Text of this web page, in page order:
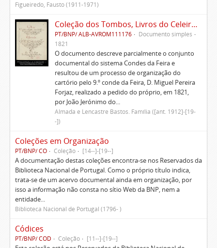
Figueiredo, Fausto (1911-1971)
Coleção dos Tombos, Livros do Celeiro, Escrituras, Documentos e títulos pertencentes ao Morgado de Freiriz e de Penegate
PT/BNP/ ALB-AVROM111176
Documento simples
1821
O documento descreve parcialmente o conjunto
documental do sistema Condes da Feira e
resultou de um processo de organização do
cartório pelo 9.º conde da Feira, D. Miguel Pereira
Forjaz, realizado a pedido do próprio, em 1821,
por João Jerónimo do...
Almada e Lencastre Bastos. Família ([ant. 1912]-[19-
-])
Coleções em Organização
PT/BNP/ CO Coleção [14--]-[19--]
A documentação destas coleções encontra-se nos Reservados da
Biblioteca Nacional de Portugal. Como o próprio título indica,
trata-se de um acervo documental ainda em organização, por
isso a informação não consta no sítio Web da BNP, nem a
entidade...
Biblioteca Nacional de Portugal (1796- )
Códices
PT/BNP/ COD Coleção [11--]-[19--]